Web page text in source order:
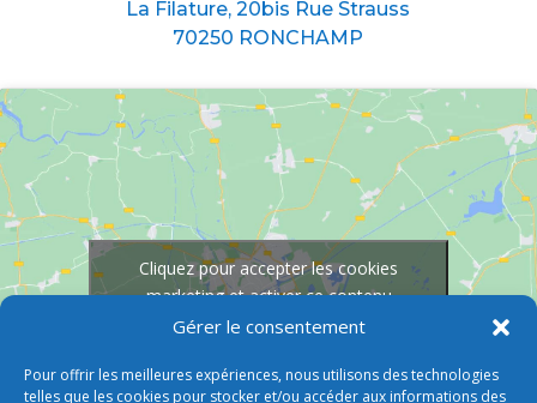
Gérer le consentement
Pour offrir les meilleures expériences, nous utilisons des technologies
telles que les cookies pour stocker et/ou accéder aux informations des
La Filature, 20bis Rue Strauss
70250 RONCHAMP
Cliquez pour accepter les cookies
marketing et activer ce contenu